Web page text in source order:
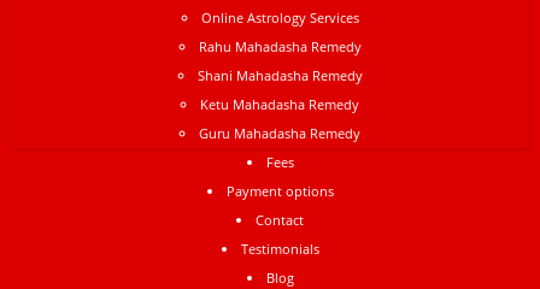
Online Astrology Services
Rahu Mahadasha Remedy
Shani Mahadasha Remedy
Ketu Mahadasha Remedy
Guru Mahadasha Remedy
Fees
Payment options
Contact
Testimonials
Blog